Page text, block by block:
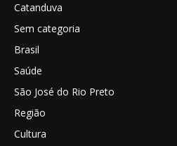
Catanduva
Sem categoria
Brasil
Saúde
São José do Rio Preto
Região
Cultura